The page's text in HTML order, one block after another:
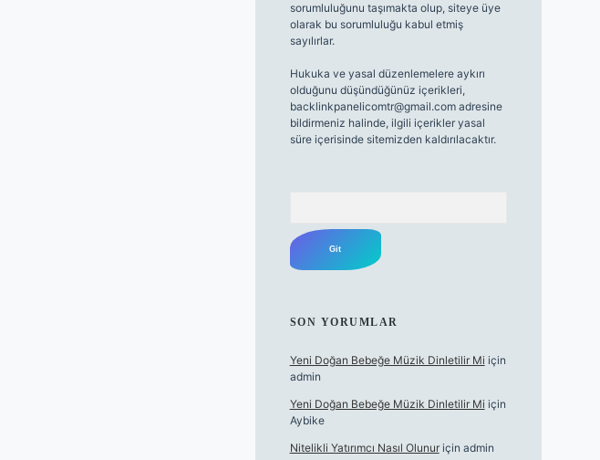
sorumluluğunu taşımakta olup, siteye üye
olarak bu sorumluluğu kabul etmiş
sayılırlar.
Hukuka ve yasal düzenlemelere aykırı
olduğunu düşündüğünüz içerikleri,
backlinkpanelicomtr@gmail.comadresine
bildirmeniz halinde, ilgili içerikler yasal
süre içerisinde sitemizden kaldırılacaktır.
SON YORUMLAR
Yeni Doğan Bebeğe Müzik Dinletilir Mi için
admin
Yeni Doğan Bebeğe Müzik Dinletilir Mi için
Aybike
Nitelikli Yatırımcı Nasıl Olunuriçin admin